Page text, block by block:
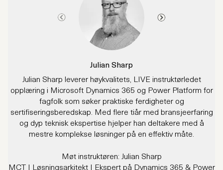
Julian Sharp
Julian Sharp leverer høykvalitets, LIVE instruktørledet
opplæring i Microsoft Dynamics 365 og Power Platform for
fagfolk som søker praktiske ferdigheter og
sertifiseringsberedskap. Med flere tiår med bransjeerfaring
og dyp teknisk ekspertise hjelper han deltakere med å
mestre komplekse løsninger på en effektiv måte.
Møt instruktøren: Julian Sharp
MCT | Løsningsarkitekt | Ekspert på Dynamics 365 & Power